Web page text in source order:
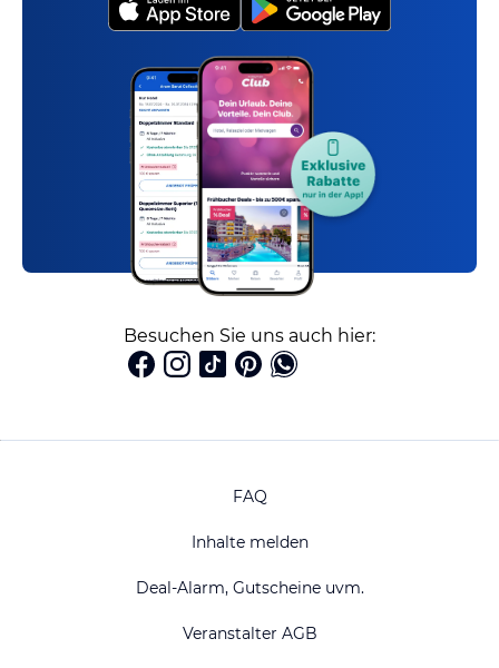
Besuchen Sie uns auch hier:
FAQ
Inhalte melden
Deal-Alarm, Gutscheine uvm.
Veranstalter AGB